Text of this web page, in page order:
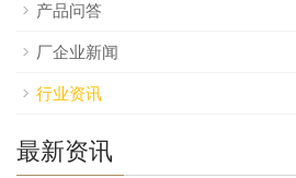
产品问答
厂企业新闻
行业资讯
最新资讯